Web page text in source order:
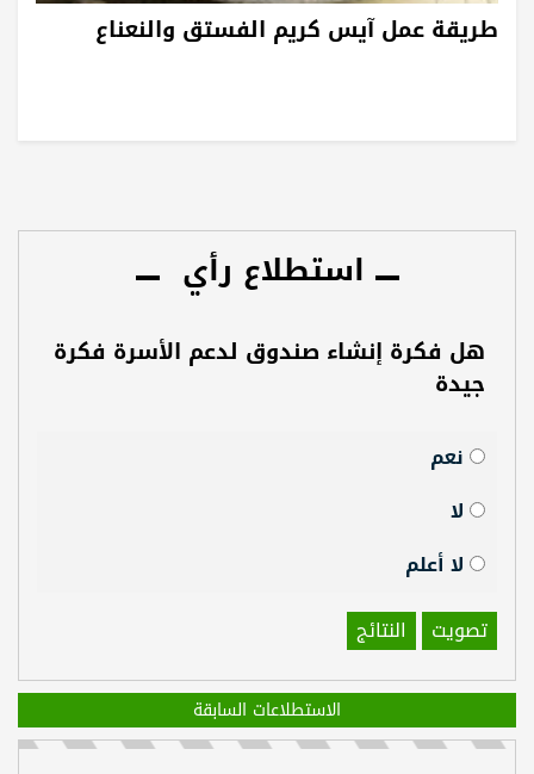
طريقة عمل آيس كريم الفستق والنعناع
استطلاع رأي
هل فكرة إنشاء صندوق لدعم الأسرة فكرة
جيدة
نعم
لا
لا أعلم
تصويت
النتائج
الاستطلاعات السابقة